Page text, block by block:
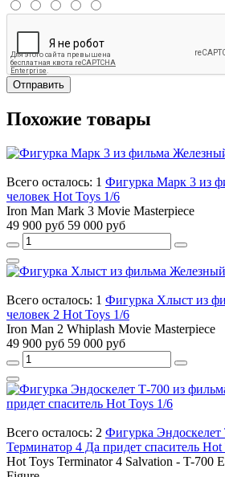
Отправить
Похожие товары
Всего осталось: 1 Фигурка Марк 3 из
человек Hot Toys 1/6
Iron Man Mark 3 Movie Masterpiece
49 900 руб 59 000 руб
Всего осталось: 1 Фигурка Хлыст из
человек 2 Hot Toys 1/6
Iron Man 2 Whiplash Movie Masterpiece
49 900 руб 59 000 руб
Всего осталось: 2 Фигурка
Терминатор 4 Да придет спаситель Hot
Hot Toys Terminator 4 Salvation - T-700